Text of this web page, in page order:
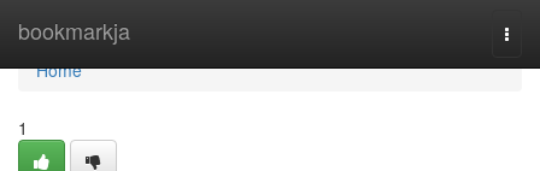
bookmarkja
Home
Home
1